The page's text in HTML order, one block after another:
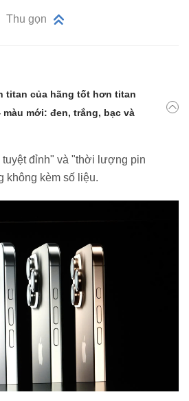
Thu gọn
titan của hãng tốt hơn titan
mới: đen, trắng, bạc và
đỉnh" và "thời lượng pin
không kèm số liệu.